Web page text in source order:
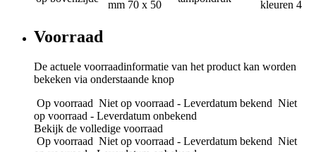
mm 70 x 50
kleuren 4
Voorraad
De actuele voorraadinformatie van het product kan worden
bekeken via onderstaande knop
Op voorraad Niet op voorraad - Leverdatum bekend Niet
op voorraad - Leverdatum onbekend
Bekijk de volledige voorraad
Op voorraad Niet op voorraad - Leverdatum bekend Niet